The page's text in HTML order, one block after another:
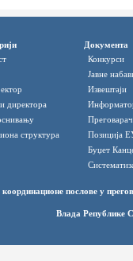
директора
структура
Документа
Конкурси
Јавне
Извештаји
Позиција
Буџет
послове у
Влада Републике